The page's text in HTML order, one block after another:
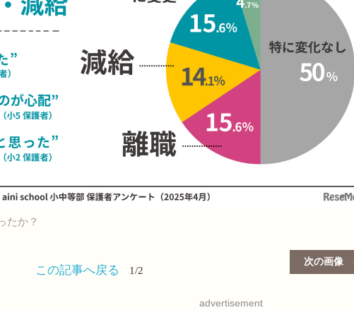
たか？
次の画像
この記事へ戻る 1/2
advertisement